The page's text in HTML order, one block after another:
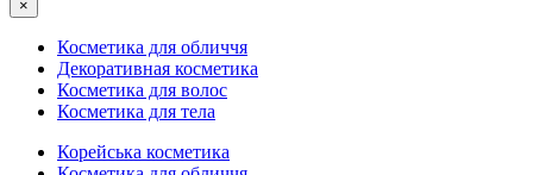
×
Косметика для обличчя
Декоративная косметика
Косметика для волос
Косметика для тела
Корейська косметика